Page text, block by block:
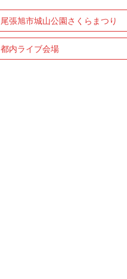
尾張旭市城山公園さくらまつり
都内ライブ会場